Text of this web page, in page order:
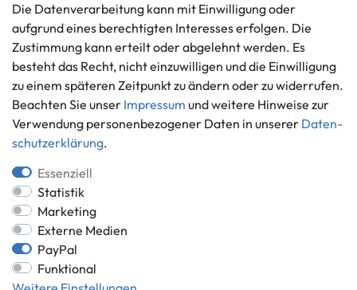
Vertrag widerrufen
Informationen
Ankauf
Über uns
Häufig gestellte Fragen
Zahlung und Versand
Batterieentsorgung
Zahlungsmöglichkeiten
*Alle Preise inkl. gesetzlicher MwSt.,
** gilt für Lieferungen innerhalb Deutschlands, Lieferzeiten für andere
Die Datenverarbeitung kann mit Einwilligung oder
aufgrund eines berechtigten Interesses erfolgen. Die
Zustimmung kann erteilt oder abgelehnt werden. Es
besteht das Recht, nicht einzuwilligen und die Einwilligung
zu einem späteren Zeitpunkt zu ändern oder zu widerrufen.
Beachten Sie unser Impressum und weitere Hinweise zur
Verwendung personenbezogener Daten in unserer Daten­
schutz­erklärung.
Essenziell
Statistik
Marketing
Externe Medien
PayPal
Funktional